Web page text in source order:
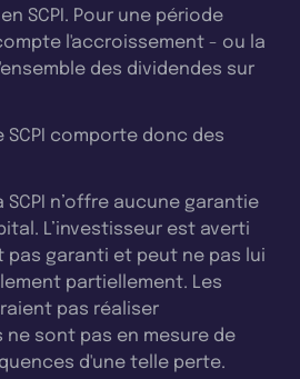
SCPI. Pour une période
l'accroissement - ou la
des dividendes sur
comporte donc des
SCPI n’offre aucune garantie
L’investisseur est averti
pas garanti et peut ne pas lui
partiellement. Les
pas réaliser
ne sont pas en mesure de
d'une telle perte.